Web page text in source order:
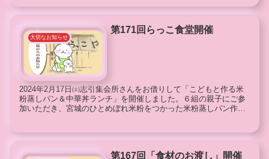
大切なお知らせ
第171回らっこ食堂開催
2024年2月17日㈯志引集会所さんをお借りして「こどもと作る米
粉蒸しパン＆中華丼ランチ」を開催しました。６組の親子にご参
加いただき、宮城のひとめぼれ米粉をつかった米粉蒸しパン作り
第167回「食材のお渡し」開催